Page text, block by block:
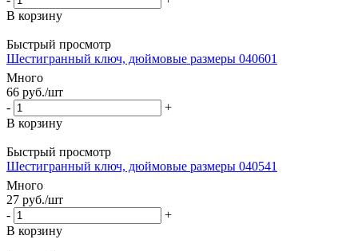
В корзину
Быстрый просмотр
Шестигранный ключ, дюймовые размеры 040601
Много
66 руб./шт
-
+
В корзину
Быстрый просмотр
Шестигранный ключ, дюймовые размеры 040541
Много
27 руб./шт
-
+
В корзину